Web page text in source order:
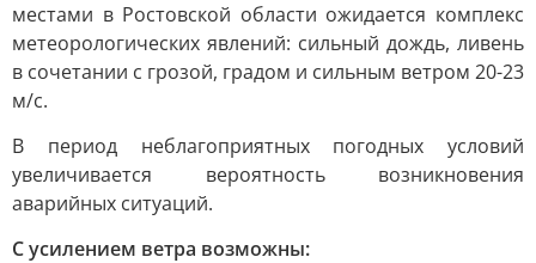
местами в Ростовской области ожидается комплекс
метеорологических явлений: сильный дождь, ливень
в сочетании с грозой, градом и сильным ветром 20-23
м/с.
В период неблагоприятных погодных условий
увеличивается вероятность возникновения
аварийных ситуаций.
С усилением ветра возможны: